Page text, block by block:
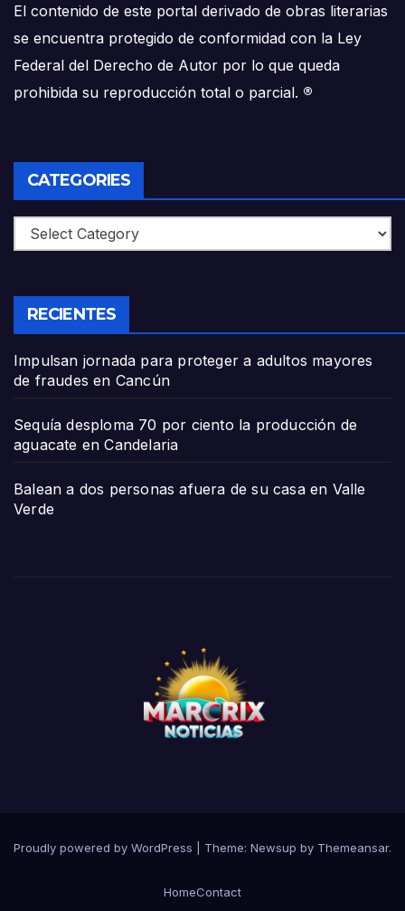
El contenido de este portal derivado de obras literarias
se encuentra protegido de conformidad con la Ley
Federal del Derecho de Autor por lo que queda
prohibida su reproducción total o parcial. ®
CATEGORIES
Categories
RECIENTES
Impulsan jornada para proteger a adultos mayores
de fraudes en Cancún
Sequía desploma 70 por ciento la producción de
aguacate en Candelaria
Balean a dos personas afuera de su casa en Valle
Verde
Proudly powered by WordPress Theme: Newsup by Themeansar.
HomeContact